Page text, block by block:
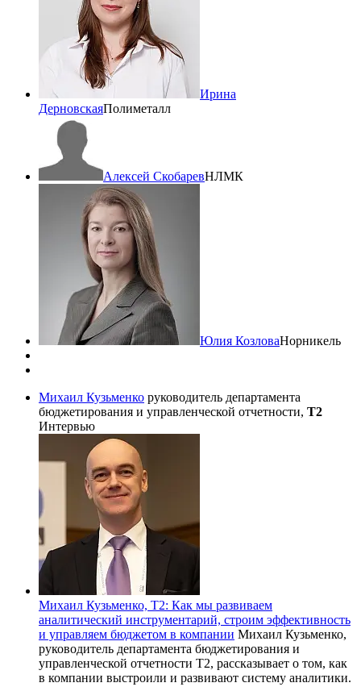
Ирина
ДерновскаяПолиметалл
Алексей СкобаревНЛМК
Юлия КозловаНорникель
Михаил Кузьменко руководитель департамента
бюджетирования и управленческой отчетности, Т2
Интервью
Михаил Кузьменко, Т2: Как мы развиваем
аналитический инструментарий, строим эффективность
и управляем бюджетом в компании Михаил Кузьменко,
руководитель департамента бюджетирования и
управленческой отчетности Т2, рассказывает о том, как
в компании выстроили и развивают систему аналитики.